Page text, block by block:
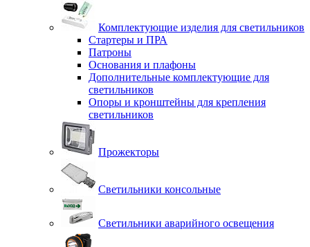
Комплектующие изделия для светильников
Стартеры и ПРА
Патроны
Основания и плафоны
Дополнительные комплектующие для
светильников
Опоры и кронштейны для крепления
светильников
Прожекторы
Светильники консольные
Светильники аварийного освещения